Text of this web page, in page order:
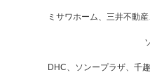
ミサワホーム、三井不動
DHC、ソンープラザ、千